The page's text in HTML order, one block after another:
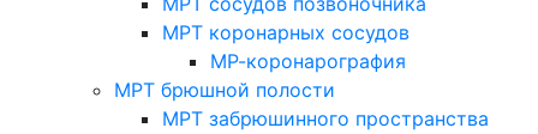
МРТ коронарных сосудов
МР-коронарография
МРТ брюшной полости
МРТ забрюшинного пространства